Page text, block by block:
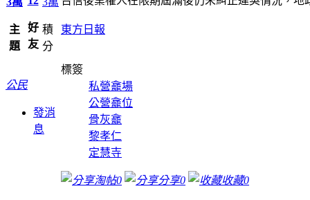
主
題
好
友
積
分
公民
發消
息
東方日報
標簽
私營龕場
公營龕位
骨灰龕
黎孝仁
定慧寺
淘帖0 分享0 收藏0